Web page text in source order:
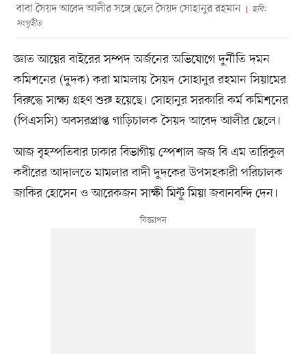
বাবা সৈয়দ আবেদ আলীর সঙ্গে ছেলে সৈয়দ সোহানুর রহমান
ছবি:
সংগৃহীত
জ্ঞাত আয়ের বাইরের সম্পদ অর্জনের অভিযোগে দুর্নীতি দমন
কমিশনের (দুদক) করা মামলায় সৈয়দ সোহানুর রহমান সিয়ামের
বিরুদ্ধে সাক্ষ্য গ্রহণ শুরু হয়েছে। সোহানুর সরকারি কর্ম কমিশনের
(পিএসসি) অবসরপ্রাপ্ত গাড়িচালক সৈয়দ আবেদ আলীর ছেলে।
আজ বৃহস্পতিবার ঢাকার বিভাগীয় স্পেশাল জজ বি এম তারিকুল
কবীরের আদালতে মামলার বাদী দুদকের উপসহকারী পরিচালক
জাকির হোসেন ও আরেকজন সাক্ষী মিন্টু মিয়া জবানবন্দি দেন।